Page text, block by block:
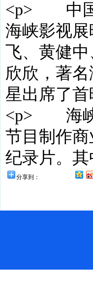
<p> 中国
海峡影视
飞、黄健
欣欣，著
星出席了
<p> 海峡
节目制作
纪录片。
分享到：